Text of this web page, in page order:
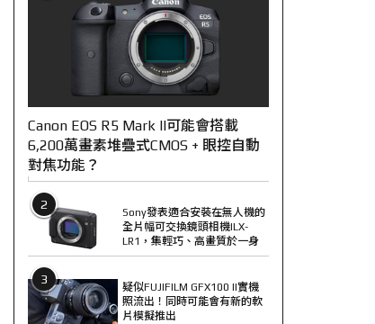
Canon EOS R5 Mark II可能會搭載
6,200萬畫素堆疊式CMOS + 眼控自動
對焦功能？
2
Sony發表適合安裝在無人機的
全片幅可交換鏡頭相機ILX-
LR1，集輕巧、高畫質於一身
3
疑似FUJIFILM GFX100 II實機
照流出！同時可能會有新的軟
片模擬推出